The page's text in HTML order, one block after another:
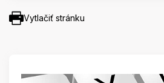
Vytlačiť stránku